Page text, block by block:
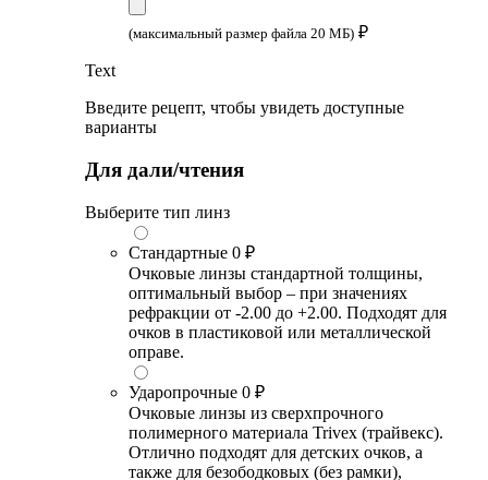
(максимальный размер файла 20 МБ) ₽
Text
Введите рецепт, чтобы увидеть доступные
варианты
Для дали/чтения
Выберите тип линз
Стандартные 0 ₽
Очковые линзы стандартной толщины,
оптимальный выбор – при значениях
рефракции от -2.00 до +2.00. Подходят для
очков в пластиковой или металлической
оправе.
Ударопрочные 0 ₽
Очковые линзы из сверхпрочного
полимерного материала Trivex (трайвекс).
Отлично подходят для детских очков, а
также для безободковых (без рамки),